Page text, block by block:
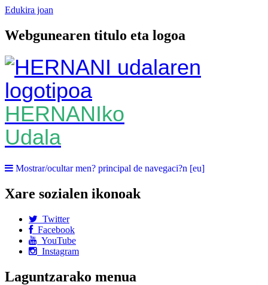
Edukira joan
Webgunearen titulo eta logoa
HERNANIko
Udala
Mostrar/ocultar men? principal de navegaci?n [eu]
Xare sozialen ikonoak
Twitter
Facebook
YouTube
Instagram
Laguntzarako menua